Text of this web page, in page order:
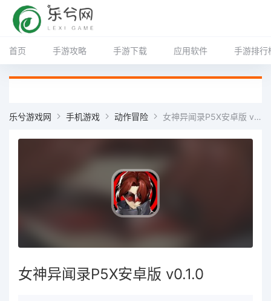
首页 手游攻略 手游下载 应用软件 手游排行
乐兮游戏网 手机游戏 动作冒险 女神异闻录P5X安卓版 v0.1.0
女神异闻录P5X安卓版 v0.1.0